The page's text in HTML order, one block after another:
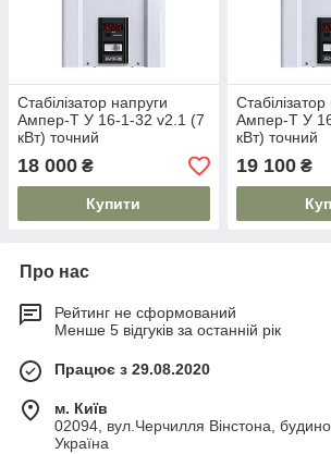
Стабілізатор напруги
Ампер-Т У 16-1-32 v2.1 (7
кВт) точний
18 000 ₴
Купити
Ампер-Т У
кВт) точний
19 100₴
Про нас
Рейтинг не сформований
Менше 5 відгуків за останній рік
Працює з 29.08.2020
м. Київ
02094, вул.Черчилля Вінстона,
Україна